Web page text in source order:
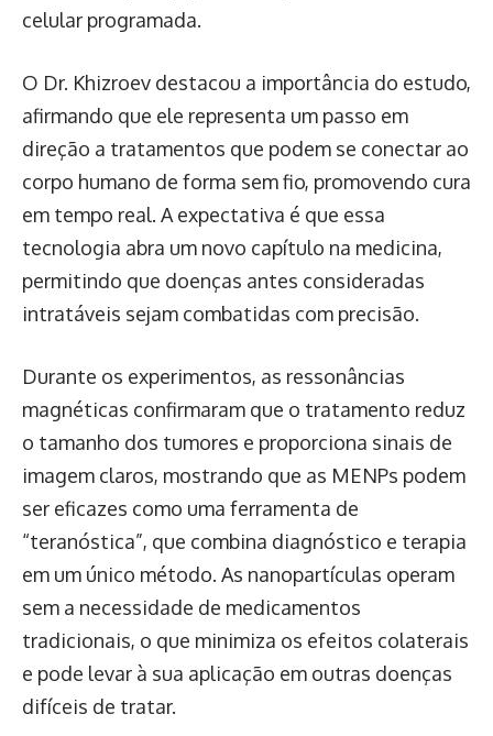
celular programada.
O Dr. Khizroev destacou a importância do estudo,
afirmando que ele representa um passo em
direção a tratamentos que podem se conectar ao
corpo humano de forma sem fio, promovendo cura
em tempo real. A expectativa é que essa
tecnologia abra um novo capítulo na medicina,
permitindo que doenças antes consideradas
intratáveis sejam combatidas com precisão.
Durante os experimentos, as ressonâncias
magnéticas confirmaram que o tratamento reduz
o tamanho dos tumores e proporciona sinais de
imagem claros, mostrando que as MENPs podem
ser eficazes como uma ferramenta de
“teranóstica”, que combina diagnóstico e terapia
em um único método. As nanopartículas operam
sem a necessidade de medicamentos
tradicionais, o que minimiza os efeitos colaterais
e pode levar à sua aplicação em outras doenças
difíceis de tratar.